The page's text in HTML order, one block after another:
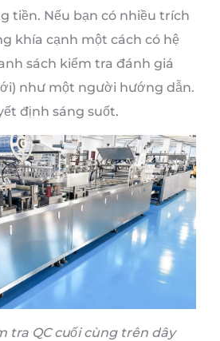
tiền. Nếu bạn có nhiều trích
khía cạnh một cách có hệ
sách kiểm tra đánh giá
như một người hướng dẫn.
định sáng suốt.
tra QC cuối cùng trên dây